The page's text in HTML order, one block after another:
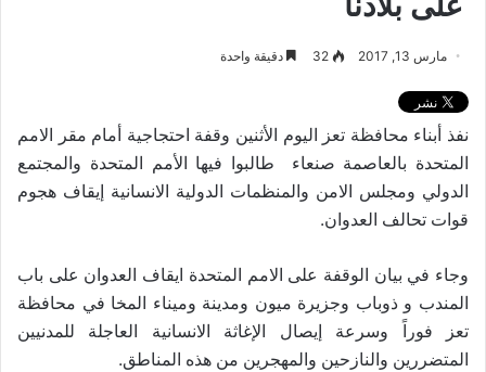
مارس 13, 2017 32 دقيقة واحدة
نفذ أبناء محافظة تعز اليوم الأثنين وقفة احتجاجية أمام مقر الامم
المتحدة بالعاصمة صنعاء طالبوا فيها الأمم المتحدة والمجتمع
الدولي ومجلس الامن والمنظمات الدولية الانسانية إيقاف هجوم
قوات تحالف العدوان.
وجاء في بيان الوقفة على الامم المتحدة ايقاف العدوان على باب
المندب و ذوباب وجزيرة ميون ومدينة وميناء المخا في محافظة
تعز فوراً وسرعة إيصال الإغاثة الانسانية العاجلة للمدنيين
المتضررين والنازحين والمهجرين من هذه المناطق.